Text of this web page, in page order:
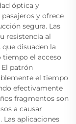
óptica y
y ofrece
segura. Las
resistencia al
disuaden la
el acceso
El patrón
el tiempo
efectivamente
fragmentos son
a causar
Las aplicaciones